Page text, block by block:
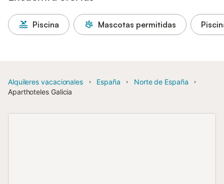
Piscina Mascotas permitidas
Alquileres vacacionales España
Norte de España
Aparthoteles Galicia